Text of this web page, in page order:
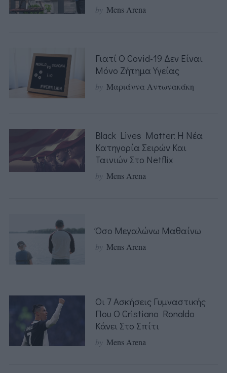
by Mens Arena
Γιατί Ο Covid-19 Δεν Είναι
Μόνο Ζήτημα Υγείας
by Μαριάννα Αντωνακάκη
Black Lives Matter: Η Νέα
Κατηγορία Σειρών Και
Ταινιών Στο Netflix
by Mens Arena
Όσο Μεγαλώνω Μαθαίνω
by Mens Arena
Οι 7 Ασκήσεις Γυμναστικής
Που Ο Cristiano Ronaldo
Κάνει Στο Σπίτι
by Mens Arena